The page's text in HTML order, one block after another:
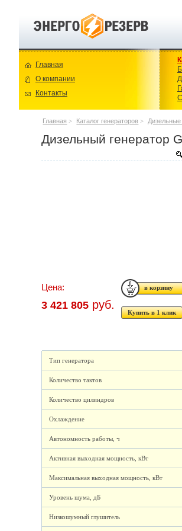
Главная
О компании
Контакты
Главная > Каталог генераторов > Дизельные
Дизельный генератор
Цена:
3 421 805 руб.
Купить в 1 клик
Тип генератора
Количество тактов
Количество цилиндров
Охлаждение
Автономность работы, ч
Активная выходная мощность, кВт
Максимальная выходная мощность, кВт
Уровень шума, дБ
Низкошумный глушитель